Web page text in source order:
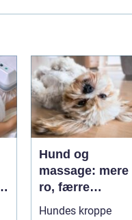
Hund og
massage: mere
ro, færre
smerter og
Hundes kroppe